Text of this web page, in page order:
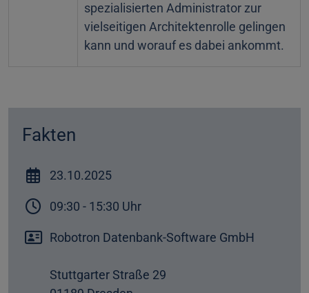
spezialisierten Administrator zur
vielseitigen Architektenrolle gelingen
kann und worauf es dabei ankommt.
Fakten
23.10.2025
09:30 - 15:30 Uhr
Robotron Datenbank-Software GmbH
Stuttgarter Straße 29